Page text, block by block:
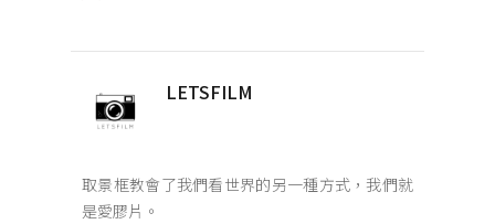
LETSFILM
取景框教會了我們看世界的另一種方式，我們就
是愛膠片。